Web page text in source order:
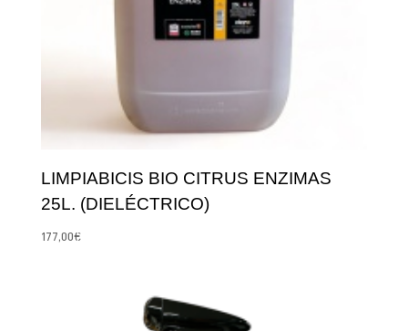
LIMPIABICIS BIO CITRUS ENZIMAS
25L. (DIELÉCTRICO)
177,00€